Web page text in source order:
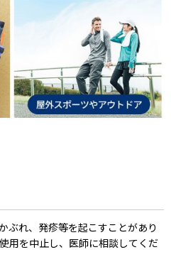
ぶれ、発疹等を起こすことがあり
用を中止し、医師に相談してくだ